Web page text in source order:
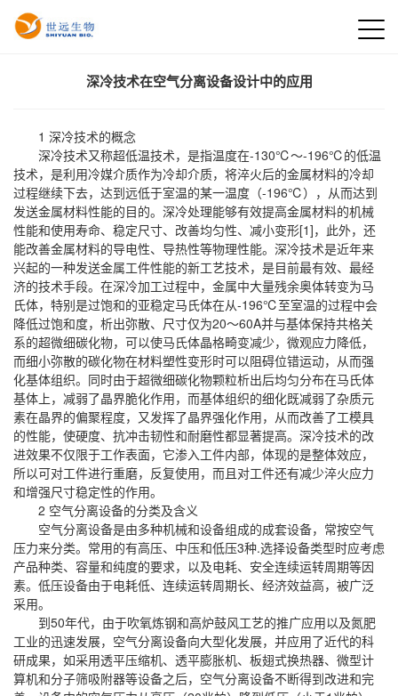
深冷技术在空气分离设备设计中的应用
1 深冷技术的概念
深冷技术又称超低温技术，是指温度在-130℃～-196℃的低温
技术，是利用冷媒介质作为冷却介质，将淬火后的金属材料的冷却
过程继续下去，达到远低于室温的某一温度（-196℃），从而达到
发送金属材料性能的目的。深冷处理能够有效提高金属材料的机械
性能和使用寿命、稳定尺寸、改善均匀性、减小变形[1]，此外，还
能改善金属材料的导电性、导热性等物理性能。深冷技术是近年来
兴起的一种发送金属工件性能的新工艺技术，是目前最有效、最经
济的技术手段。在深冷加工过程中，金属中大量残余奥体转变为马
氏体，特别是过饱和的亚稳定马氏体在从-196℃至室温的过程中会
降低过饱和度，析出弥散、尺寸仅为20～60A并与基体保持共格关
系的超微细碳化物，可以使马氏体晶格畸变减少，微观应力降低，
而细小弥散的碳化物在材料塑性变形时可以阻碍位错运动，从而强
化基体组织。同时由于超微细碳化物颗粒析出后均匀分布在马氏体
基体上，减弱了晶界脆化作用，而基体组织的细化既减弱了杂质元
素在晶界的偏聚程度，又发挥了晶界强化作用，从而改善了工模具
的性能，使硬度、抗冲击韧性和耐磨性都显著提高。深冷技术的改
进效果不仅限于工作表面，它渗入工件内部，体现的是整体效应，
所以可对工件进行重磨，反复使用，而且对工件还有减少淬火应力
和增强尺寸稳定性的作用。
2 空气分离设备的分类及含义
空气分离设备是由多种机械和设备组成的成套设备，常按空气
压力来分类。常用的有高压、中压和低压3种.选择设备类型时应考虑
产品种类、容量和纯度的要求，以及电耗、安全连续运转周期等因
素。低压设备由于电耗低、连续运转周期长、经济效益高，被广泛
采用。
到50年代，由于吹氧炼钢和高炉鼓风工艺的推广应用以及氮肥
工业的迅速发展，空气分离设备向大型化发展，并应用了近代的科
研成果，如采用透平压缩机、透平膨胀机、板翅式换热器、微型计
算机和分子筛吸附器等设备之后，空气分离设备不断得到改进和完